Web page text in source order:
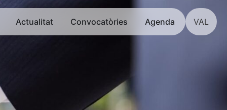
Actualitat Convocatòries Agenda VAL